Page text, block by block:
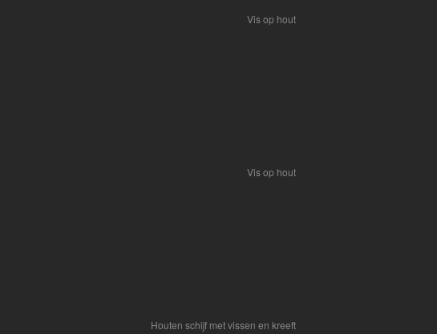
Vis op hout
Vis op hout
Houten schijf met vissen en kreeft